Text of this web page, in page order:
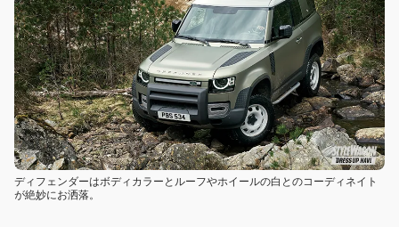
ディフェンダーはボディカラーとルーフやホイールの白とのコーディネイト
が絶妙にお洒落。